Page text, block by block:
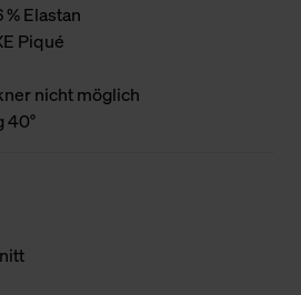
Elastan
Piqué
nicht möglich
40°